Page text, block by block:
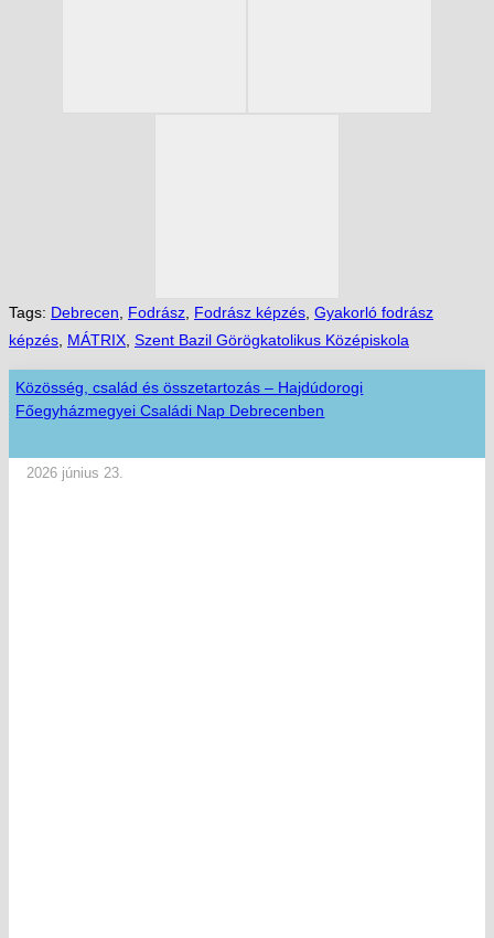
Tags: Debrecen Fodrász Fodrász képzés Gyakorló fodrász
képzés MÁTRIX Szent Bazil Görögkatolikus Középiskola
Közösség, család és összetartozás – Hajdúdorogi
Főegyházmegyei Családi Nap Debrecenben
2026 június 23.